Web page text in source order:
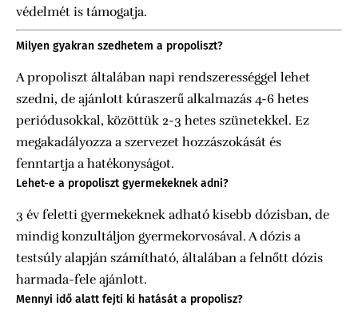
védelmét is támogatja.
Milyen gyakran szedhetem a propoliszt?
A propoliszt általában napi rendszerességgel lehet
szedni, de ajánlott kúraszerű alkalmazás 4-6 hetes
periódusokkal, közöttük 2-3 hetes szünetekkel. Ez
megakadályozza a szervezet hozzászokását és
fenntartja a hatékonyságot.
Lehet-e a propoliszt gyermekeknek adni?
3 év feletti gyermekeknek adható kisebb dózisban, de
mindig konzultáljon gyermekorvosával. A dózis a
testsúly alapján számítható, általában a felnőtt dózis
harmada-fele ajánlott.
Mennyi idő alatt fejti ki hatását a propolisz?